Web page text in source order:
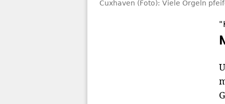
Cuxhaven (Foto): Viele Orgeln